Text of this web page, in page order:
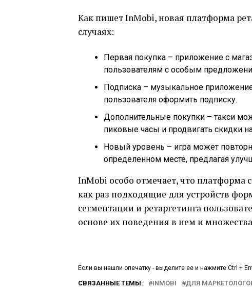
Как пишет InMobi, новая платформа
случаях:
Первая покупка – приложение с
пользователям с особым
Подписка – музыкальное
пользователя оформить подписку.
Дополнительные покупки – такси
пиковые часы и продвигать скидки
Новый уровень – игра может
определенном месте, предлагая
InMobi особо отмечает, что платформа
как раз подходящие для устройств
сегментации и ретаргетинга
основе их поведения в нем и
Если вы нашли опечатку - выделите ее и нажмите Ctrl +
СВЯЗАННЫЕ ТЕМЫ: INMOBI ДЛЯ